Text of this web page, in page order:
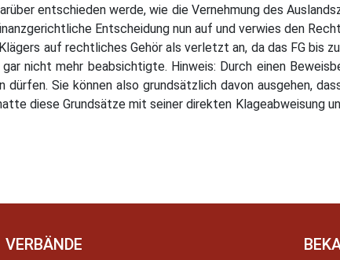
entschieden werde, wie die Vernehmung des
Entscheidung nun auf und verwies den
auf rechtliches Gehör als verletzt an, da das FG bis
nicht mehr beabsichtigte. Hinweis: Durch einen
Sie können also grundsätzlich davon ausgehen,
diese Grundsätze mit seiner direkten Klageabweisung
VERBÄNDE